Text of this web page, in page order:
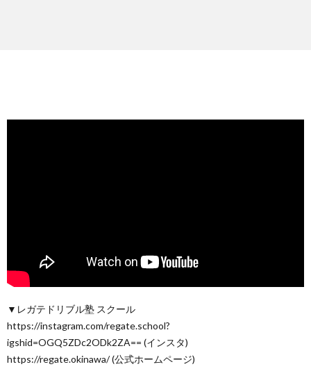
▼レガテドリブル塾 スクール
https://instagram.com/regate.school?
igshid=OGQ5ZDc2ODk2ZA== (インスタ)
https://regate.okinawa/ (公式ホームページ)